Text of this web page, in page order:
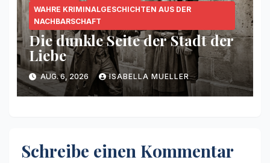
WAHRE KRIMINALGESCHICHTEN AUS DER
NACHBARSCHAFT
Die dunkle Seite der Stadt der
Liebe
AUG. 6, 2026 ISABELLA MUELLER
Schreibe einen Kommentar